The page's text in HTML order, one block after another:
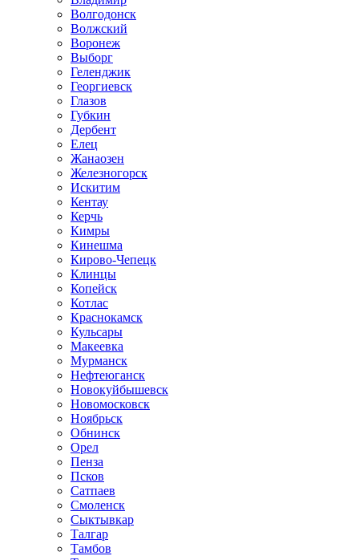
Волгодонск
Волжский
Воронеж
Выборг
Геленджик
Георгиевск
Глазов
Губкин
Дербент
Елец
Жанаозен
Железногорск
Искитим
Кентау
Керчь
Кимры
Кинешма
Кирово-Чепецк
Клинцы
Копейск
Котлас
Краснокамск
Кульсары
Макеевка
Мурманск
Нефтеюганск
Новокуйбышевск
Новомосковск
Ноябрьск
Обнинск
Орел
Пенза
Псков
Сатпаев
Смоленск
Сыктывкар
Талгар
Тамбов